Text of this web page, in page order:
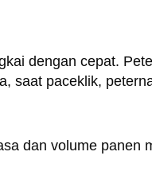
dengan cepat.
saat paceklik,
dan volume panen